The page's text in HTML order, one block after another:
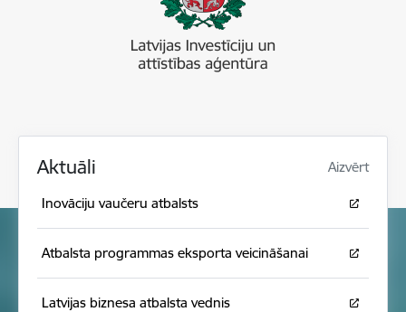
Aktuāli Aizvērt
Inovāciju vaučeru atbalsts
Atbalsta programmas eksporta veicināšanai
Latvijas biznesa atbalsta vednis